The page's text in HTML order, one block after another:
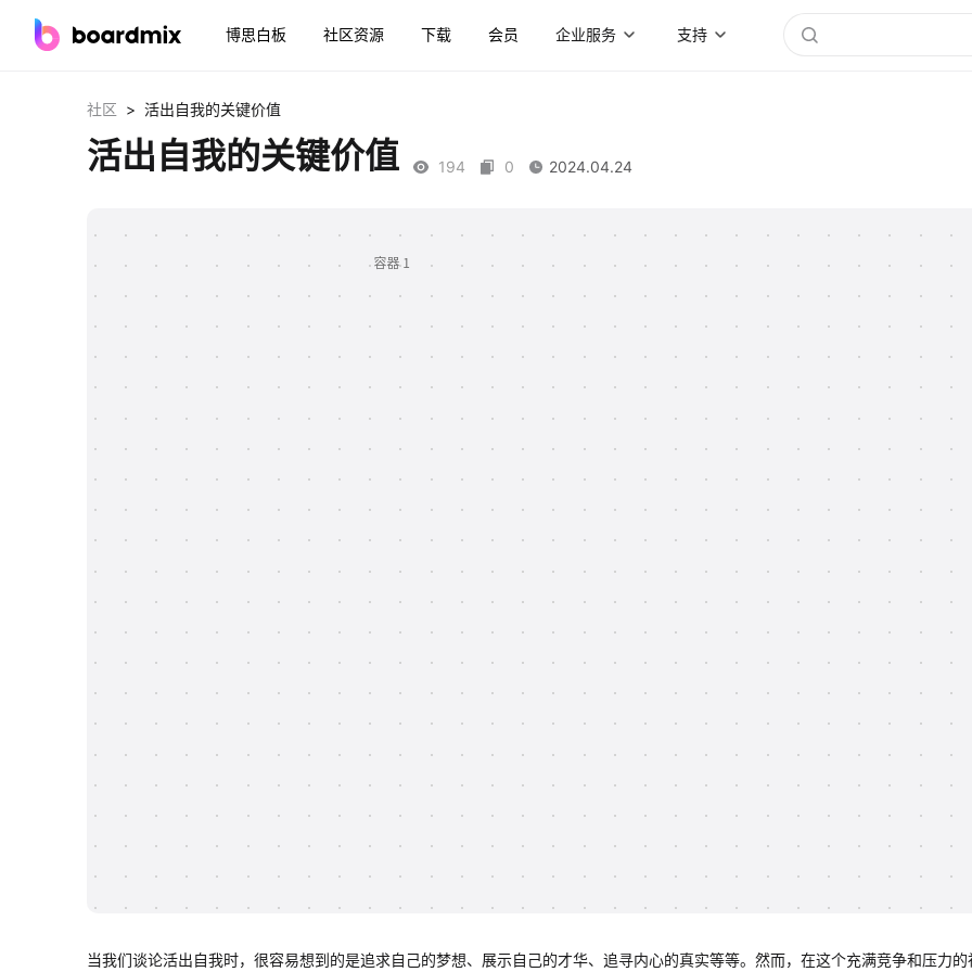
博思白板 社区资源 下载 会员 企业服务 支持
社区 > 活出自我的关键价值
活出自我的关键价值 194 0 2024.04.24
当我们谈论活出自我时，很容易想到的是追求自己的梦想、展示自己的才华、追寻内心的真实等等。然而，在这个充满竞争和压力的